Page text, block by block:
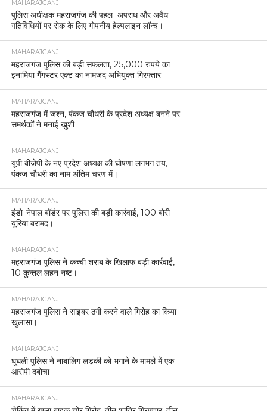
MAHARAJGANJ
पुलिस अधीक्षक महराजगंज की पहल अपराध और अवैध
गतिविधियों पर रोक के लिए गोपनीय हेल्पलाइन लॉन्च।
MAHARAJGANJ
महराजगंज पुलिस की बड़ी सफलता, 25,000 रुपये का
इनामिया गैंगस्टर एक्ट का नामजद अभियुक्त गिरफ्तार
MAHARAJGANJ
महराजगंज में जश्न, पंकज चौधरी के प्रदेश अध्यक्ष बनने पर
समर्थकों ने मनाई खुशी
MAHARAJGANJ
यूपी बीजेपी के नए प्रदेश अध्यक्ष की घोषणा लगभग तय,
पंकज चौधरी का नाम अंतिम चरण में।
MAHARAJGANJ
इंडो-नेपाल बॉर्डर पर पुलिस की बड़ी कार्रवाई, 100 बोरी
यूरिया बरामद।
MAHARAJGANJ
महराजगंज पुलिस ने कच्ची शराब के खिलाफ बड़ी कार्रवाई,
10 कुन्तल लहन नष्ट।
MAHARAJGANJ
महराजगंज पुलिस ने साइबर ठगी करने वाले गिरोह का किया
खुलासा।
MAHARAJGANJ
घुघली पुलिस ने नाबालिग लड़की को भगाने के मामले में एक
आरोपी दबोचा
MAHARAJGANJ